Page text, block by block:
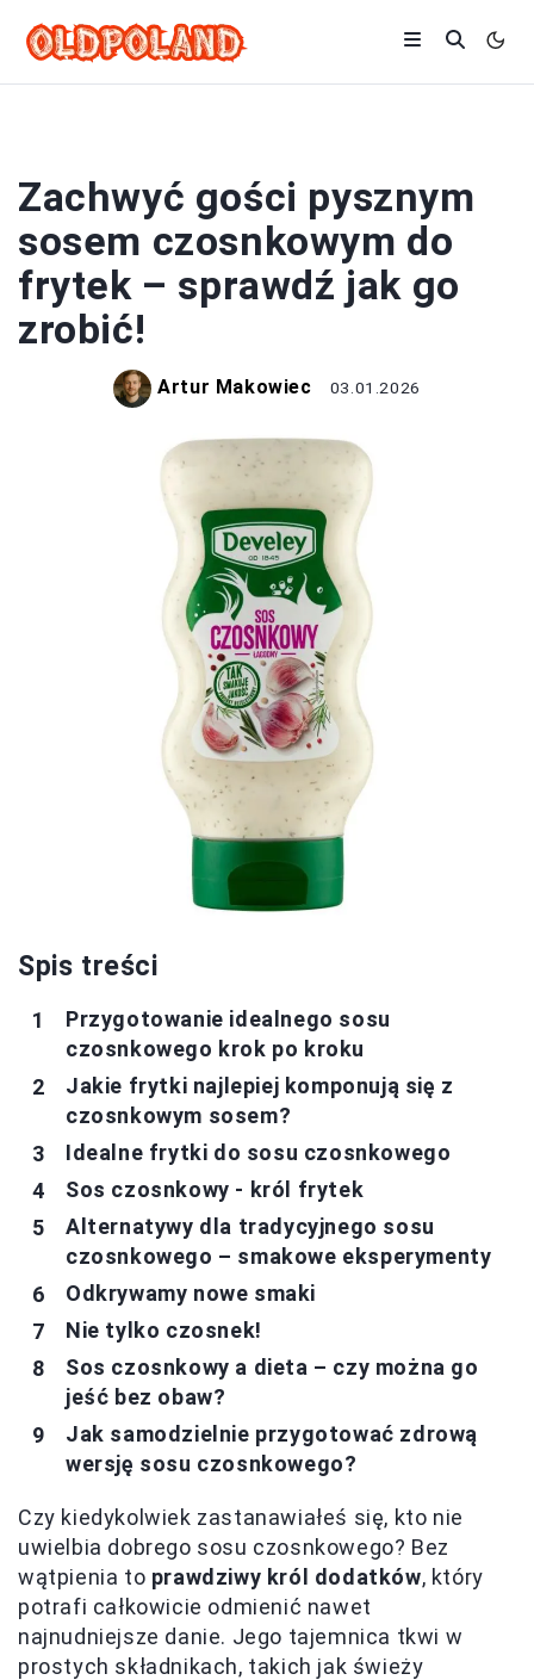
Zachwyć gości pysznym
sosem czosnkowym do
frytek – sprawdź jak go
zrobić!
Artur Makowiec 03.01.2026
Spis treści
Przygotowanie idealnego sosu
czosnkowego krok po kroku
Jakie frytki najlepiej komponują się z
czosnkowym sosem?
Idealne frytki do sosu czosnkowego
Sos czosnkowy - król frytek
Alternatywy dla tradycyjnego sosu
czosnkowego – smakowe eksperymenty
Odkrywamy nowe smaki
Nie tylko czosnek!
Sos czosnkowy a dieta – czy można go
jeść bez obaw?
Jak samodzielnie przygotować zdrową
wersję sosu czosnkowego?
Czy kiedykolwiek zastanawiałeś się, kto nie
uwielbia dobrego sosu czosnkowego? Bez
wątpienia to prawdziwy król dodatków, który
potrafi całkowicie odmienić nawet
najnudniejsze danie. Jego tajemnica tkwi w
prostych składnikach, takich jak świeży